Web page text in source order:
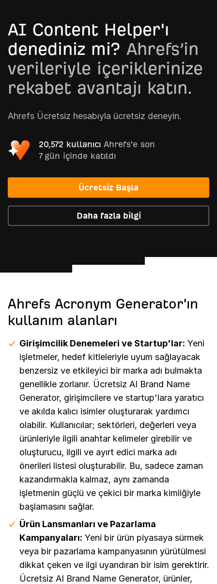
AI Content Helper'ı
denediniz mi? Ahrefs’in
verileriyle içeriklerinize
rekabet avantajı katın.
Ahrefs Ücretsiz hesabıyla ücretsiz deneyin.
20,572 kullanıcı Ahrefs'e son
7 gün içinde katıldı
Ücretsiz Başla
Daha fazla bilgi
Ahrefs Acronym Generator'ın
kullanım alanları
Girişimcilik Denemeleri ve Startup'lar: Yeni
işletmeler, hedef kitleleriyle uyum sağlayacak
benzersiz ve etkileyici bir marka adı bulmakta
genellikle zorlanır. Ücretsiz AI Brand Name
Generator, girişimcilere ve startup'lara yaratıcı
ve akılda kalıcı isimler oluşturarak yardımcı
olabilir. Kullanıcılar; sektörleri, değerleri veya
ürünleriyle ilgili anahtar kelimeler girebilir ve
oluşturucu, ilgili ve ayırt edici marka adı
önerileri listesi oluşturabilir. Bu, sadece zaman
kazandırmakla kalmaz, aynı zamanda
işletmenin güçlü ve çekici bir marka kimliğiyle
başlamasını sağlar.
Ürün Lansmanları ve Pazarlama
Kampanyaları: Yeni bir ürün piyasaya sürmek
veya bir pazarlama kampanyasının yürütülmesi
dikkat çeken ve ilgi uyandıran bir isim gerektirir.
Ücretsiz AI Brand Name Generator, ürünler,